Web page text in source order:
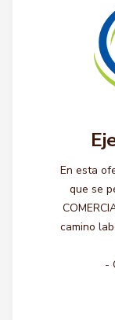
En esta
que se
camino
-